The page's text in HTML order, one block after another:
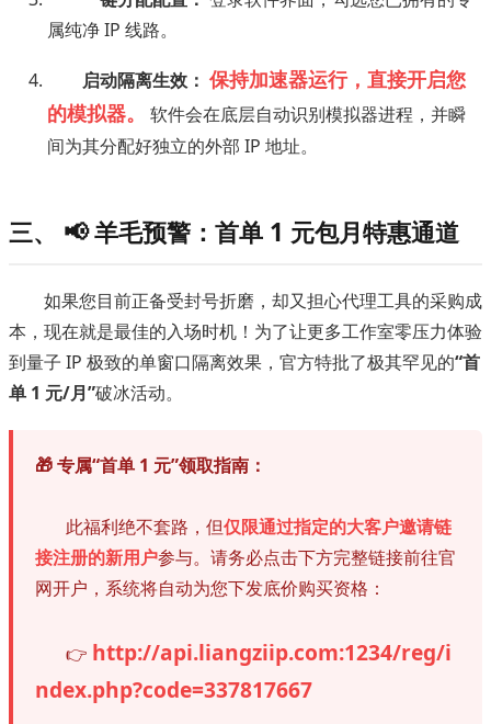
属纯净 IP 线路。
启动隔离生效： 保持加速器运行，直接开启您
的模拟器。
软件会在底层自动识别模拟器进程，并瞬
间为其分配好独立的外部 IP 地址。
三、 📢 羊毛预警：首单 1 元包月特惠通道
如果您目前正备受封号折磨，却又担心代理工具的采购成
本，现在就是最佳的入场时机！为了让更多工作室零压力体验
到量子 IP 极致的单窗口隔离效果，官方特批了极其罕见的“首
单 1 元/月”破冰活动。
🎁 专属“首单 1 元”领取指南：
此福利绝不套路，但仅限通过指定的大客户邀请链
接注册的新用户参与。请务必点击下方完整链接前往官
网开户，系统将自动为您下发底价购买资格：
👉 http://api.liangziip.com:1234/reg/i
ndex.php?code=337817667